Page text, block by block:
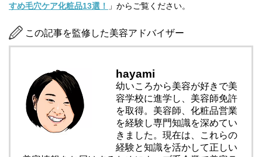
すめ毛穴ケア化粧品13選！
」からご覧ください。
この記事を監修した美容アドバイザー
hayami
幼いころから美容が好きで美
容学校に進学し、美容師免許
を取得。美容師、化粧品営業
を経験し専門知識を深めてい
きました。現在は、これらの
経験と知識を活かして正しい